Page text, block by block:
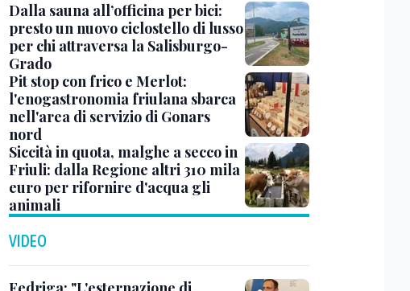
Dalla sauna all’officina per bici:
presto un nuovo ciclostello di lusso
per chi attraversa la Salisburgo-
Grado
Pit stop con frico e Merlot:
l'enogastronomia friulana sbarca
nell'area di servizio di Gonars
nord
Siccità in quota, malghe a secco in
Friuli: dalla Regione altri 310 mila
euro per rifornire d'acqua gli
animali
VIDEO